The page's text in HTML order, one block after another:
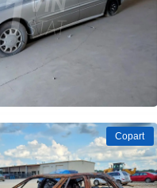
Copart